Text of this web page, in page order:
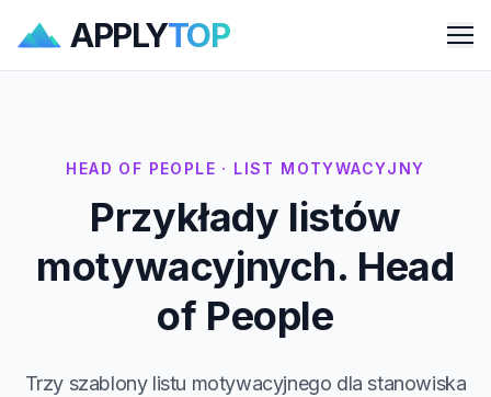
APPLYTOP
HEAD OF PEOPLE · LIST MOTYWACYJNY
Przykłady listów
motywacyjnych. Head
of People
Trzy szablony listu motywacyjnego dla stanowiska